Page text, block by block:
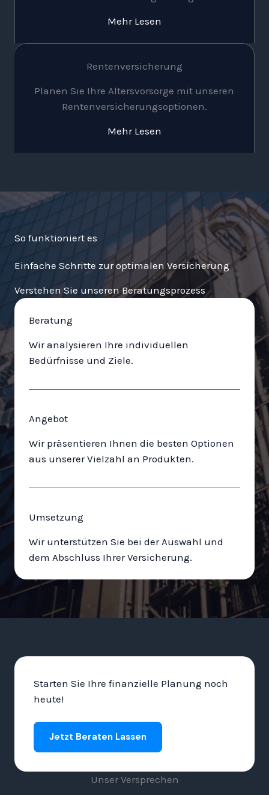
Mehr Lesen
Rentenversicherung
Planen Sie Ihre Altersvorsorge mit unseren
Rentenversicherungsoptionen.
Mehr Lesen
So funktioniert es
Einfache Schritte zur optimalen Versicherung
Verstehen Sie unseren Beratungsprozess
Beratung
Wir analysieren Ihre individuellen
Bedürfnisse und Ziele.
Angebot
Wir präsentieren Ihnen die besten Optionen
aus unserer Vielzahl an Produkten.
Umsetzung
Wir unterstützen Sie bei der Auswahl und
dem Abschluss Ihrer Versicherung.
Starten Sie Ihre finanzielle Planung noch
heute!
Jetzt Beraten Lassen
Unser Versprechen